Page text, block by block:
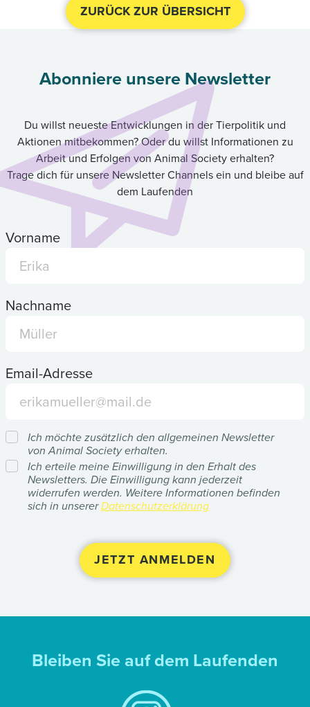
ZURÜCK ZUR ÜBERSICHT
Abonniere unsere Newsletter
Du willst neueste Entwicklungen in der Tierpolitik und
Aktionen mitbekommen? Oder du willst Informationen zu
Arbeit und Erfolgen von Animal Society erhalten?
Trage dich für unsere Newsletter Channels ein und bleibe auf
dem Laufenden
Vorname
Nachname
Email-Adresse
Ich möchte zusätzlich den allgemeinen Newsletter
von Animal Society erhalten.
Ich erteile meine Einwilligung in den Erhalt des
Newsletters. Die Einwilligung kann jederzeit
widerrufen werden. Weitere Informationen befinden
sich in unsererDatenschutzerklärung
Bleiben Sie auf dem Laufenden